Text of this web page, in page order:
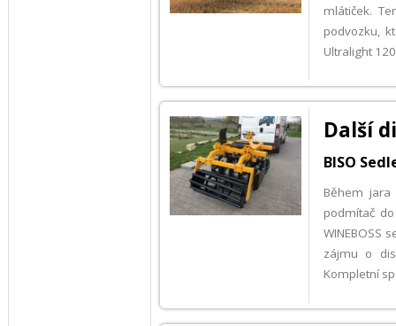
mlátiček.
podvozku,
Ultralight
Další
BISO
Během
podmítač do
WINEBOSS
zájmu o
Kompletní